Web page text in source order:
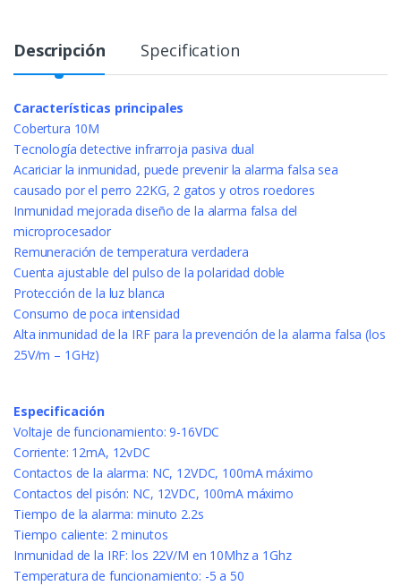
Descripción Specification
Características principales
Cobertura 10M
Tecnología detective infrarroja pasiva dual
Acariciar la inmunidad, puede prevenir la alarma falsa sea
causado por el perro 22KG, 2 gatos y otros roedores
Inmunidad mejorada diseño de la alarma falsa del
microprocesador
Remuneración de temperatura verdadera
Cuenta ajustable del pulso de la polaridad doble
Protección de la luz blanca
Consumo de poca intensidad
Alta inmunidad de la IRF para la prevención de la alarma falsa (los
25V/m – 1GHz)
Especificación
Voltaje de funcionamiento: 9-16VDC
Corriente: 12mA, 12vDC
Contactos de la alarma: NC, 12VDC, 100mA máximo
Contactos del pisón: NC, 12VDC, 100mA máximo
Tiempo de la alarma: minuto 2.2s
Tiempo caliente: 2 minutos
Inmunidad de la IRF: los 22V/M en 10Mhz a 1Ghz
Temperatura de funcionamiento: -5 a 50